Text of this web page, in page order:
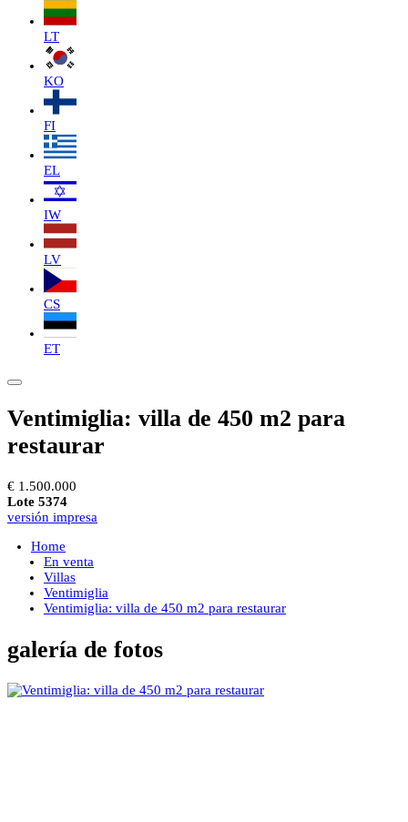
LT
KO
FI
EL
IW
LV
CS
ET
Ventimiglia: villa de 450 m2 para
restaurar
€ 1.500.000
Lote 5374
versión impresa
Home
En venta
Villas
Ventimiglia
Ventimiglia: villa de 450 m2 para restaurar
galería de fotos